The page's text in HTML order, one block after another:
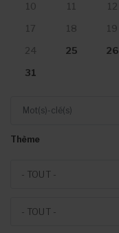
10
11 12
17
18 19
24
25 26
31
Thème
- TOUT -
- TOUT -